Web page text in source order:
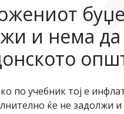
и нема
по учебник тој е
ќе не задолжи